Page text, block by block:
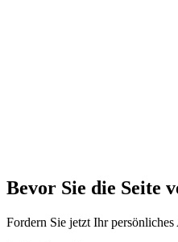
Bevor Sie die Seite
Fordern Sie jetzt Ihr